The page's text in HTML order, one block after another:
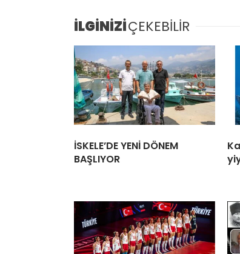
İLGİNİZİÇEKEBİLİR
İSKELE’DE YENİ DÖNEM
BAŞLIYOR